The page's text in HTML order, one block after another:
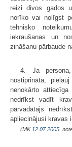
reizi divos gados
norīko vai nolīgst
tehnisko
iekraušanas un
zināšanu pārbaude
4. Ja
nostiprināta,
nenokārto attiecīga
nedrīkst vadīt
pārvadātājs
apliecinājusi kravas
(MK 12.07.2005.